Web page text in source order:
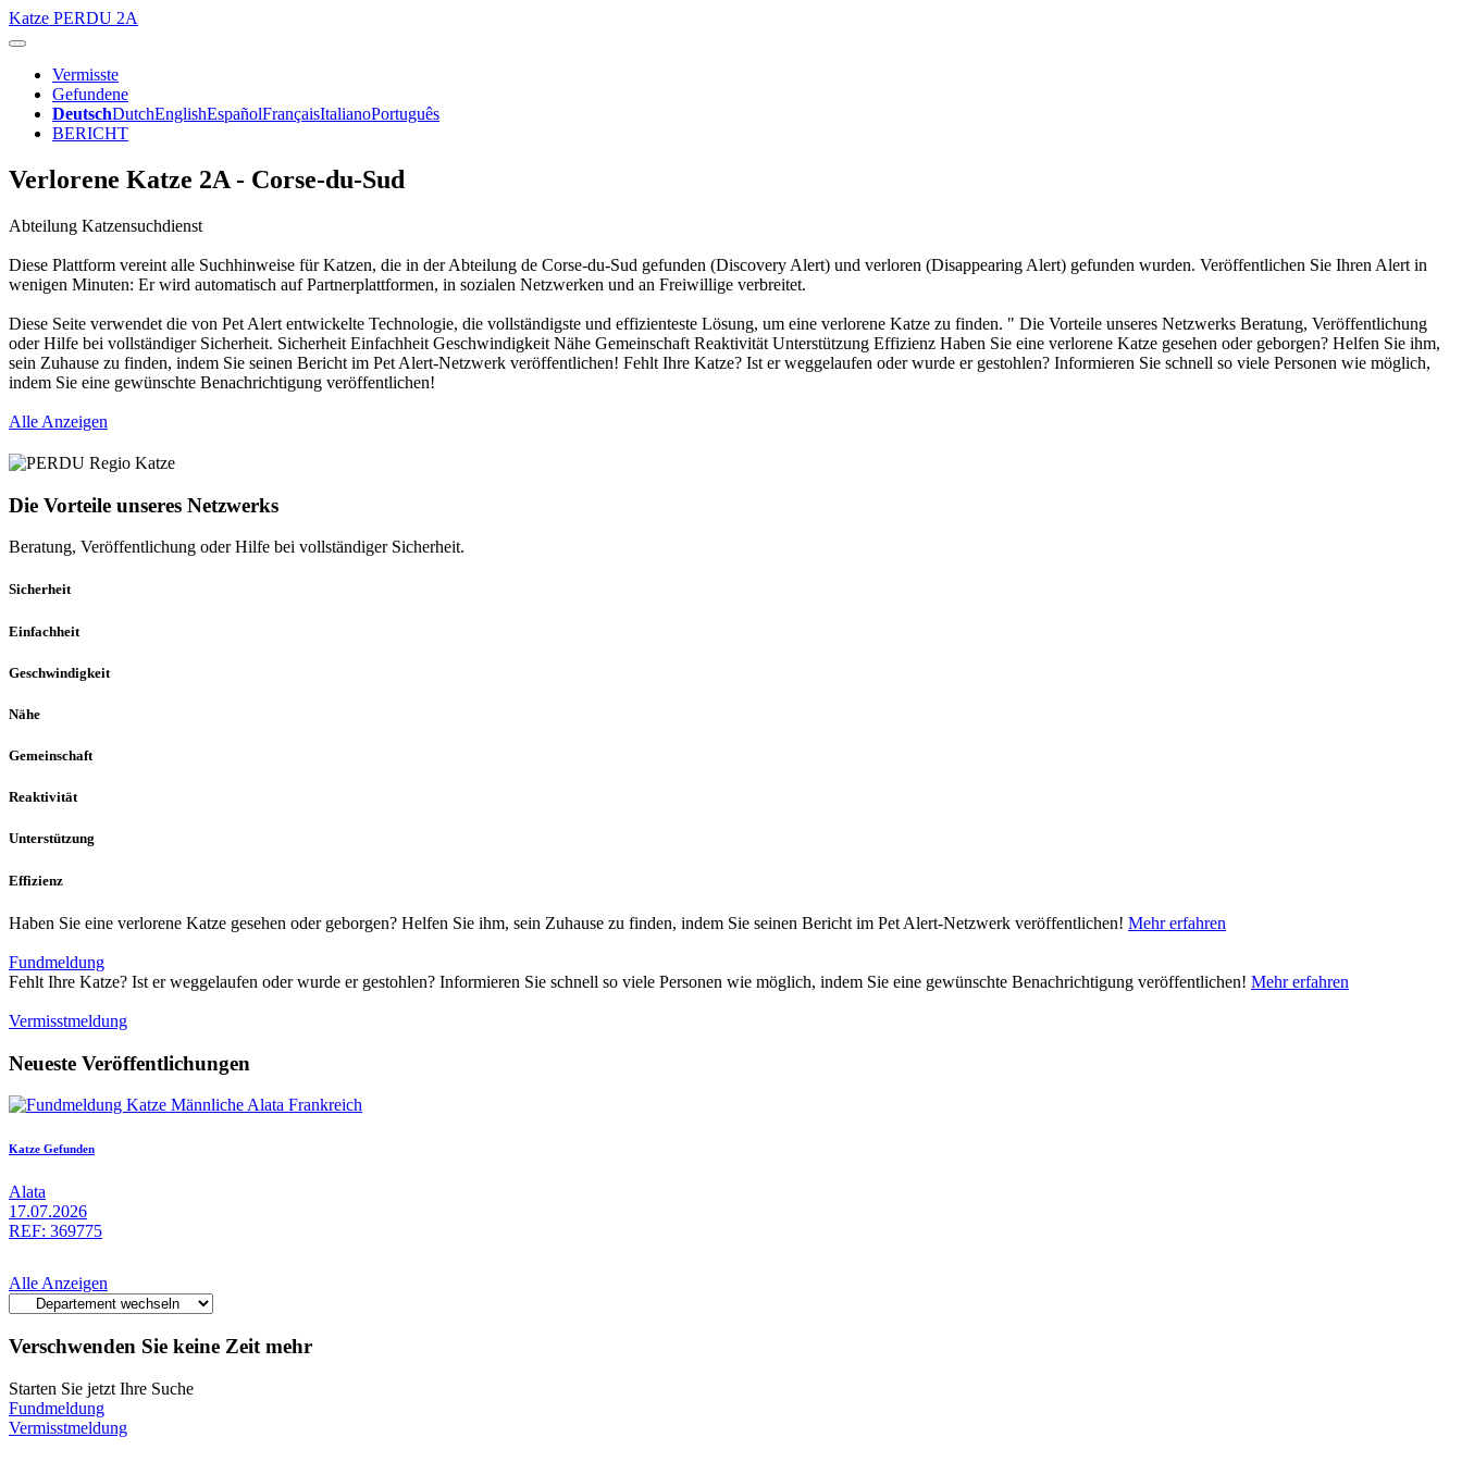
Katze PERDU 2A
Vermisste
Gefundene
DeutschDutchEnglishEspañolFrançaisItalianoPortuguês
BERICHT
Verlorene Katze 2A - Corse-du-Sud
Abteilung Katzensuchdienst
Diese Plattform vereint alle Suchhinweise für Katzen, die in der Abteilung de Corse-du-Sud gefunden (Discovery Alert) und verloren (Disappearing Alert) gefunden wurden. Veröffentlichen Sie Ihren Alert in
wenigen Minuten: Er wird automatisch auf Partnerplattformen, in sozialen Netzwerken und an Freiwillige verbreitet.
Diese Seite verwendet die von Pet Alert entwickelte Technologie, die vollständigste und effizienteste Lösung, um eine verlorene Katze zu finden. " Die Vorteile unseres Netzwerks Beratung, Veröffentlichung
oder Hilfe bei vollständiger Sicherheit. Sicherheit Einfachheit Geschwindigkeit Nähe Gemeinschaft Reaktivität Unterstützung Effizienz Haben Sie eine verlorene Katze gesehen oder geborgen? Helfen Sie ihm,
sein Zuhause zu finden, indem Sie seinen Bericht im Pet Alert-Netzwerk veröffentlichen! Fehlt Ihre Katze? Ist er weggelaufen oder wurde er gestohlen? Informieren Sie schnell so viele Personen wie möglich,
indem Sie eine gewünschte Benachrichtigung veröffentlichen!
Alle Anzeigen
Die Vorteile unseres Netzwerks
Beratung, Veröffentlichung oder Hilfe bei vollständiger Sicherheit.
Sicherheit
Einfachheit
Geschwindigkeit
Nähe
Gemeinschaft
Reaktivität
Unterstützung
Effizienz
Haben Sie eine verlorene Katze gesehen oder geborgen? Helfen Sie ihm, sein Zuhause zu finden, indem Sie seinen Bericht im Pet Alert-Netzwerk veröffentlichen! Mehr erfahren
Fundmeldung
Fehlt Ihre Katze? Ist er weggelaufen oder wurde er gestohlen? Informieren Sie schnell so viele Personen wie möglich, indem Sie eine gewünschte Benachrichtigung veröffentlichen! Mehr erfahren
Vermisstmeldung
Neueste Veröffentlichungen
Katze Gefunden
Alata
17.07.2026
REF: 369775
Alle Anzeigen
Verschwenden Sie keine Zeit mehr
Starten Sie jetzt Ihre Suche
Fundmeldung
Vermisstmeldung